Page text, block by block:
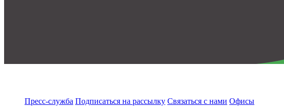
Пресс-служба Подписаться на рассылку Связаться с нами Офисы